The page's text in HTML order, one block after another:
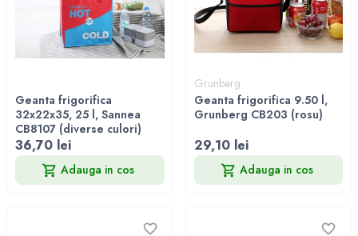
Geanta frigorifica
32x22x35, 25 l, Sannea
CB8107 (diverse culori)
36,70 lei
Adauga in cos
Grunberg
Geanta frigorifica 9.50 l,
Grunberg CB203 (rosu)
29,10 lei
Adauga in cos